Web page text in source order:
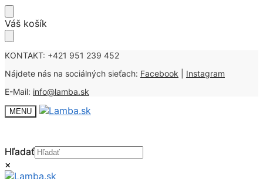
Skip
to
Skip
to
Váš košík
KONTAKT: +421 951 239 452
Nájdete nás na sociálných sieťach: Facebook
Instagram
E-Mail: info@lamba.sk
MENU
Hľadať
×
Hľadať
×